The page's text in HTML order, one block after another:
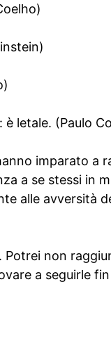
letale. (Paulo
imparato a
a se stessi in
alle avversità
Potrei non
a seguirle